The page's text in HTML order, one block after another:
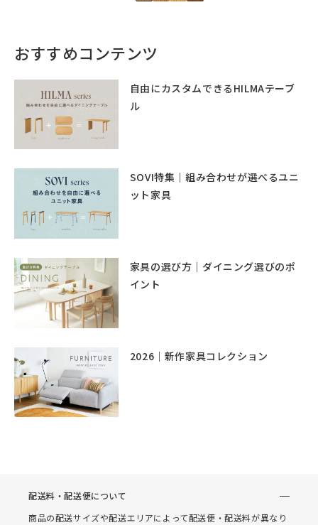
おすすめコンテンツ
自由にカスタムできるHILMAテーブ
ル
SOVI特集｜組み合わせが選べるユニ
ット家具
家具の選び方｜ダイニング選びのポ
イント
2026｜新作家具コレクション
配送料・配送便について
商品の配送サイズや配送エリアによって配送便・配送料が異なり